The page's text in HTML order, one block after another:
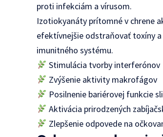
proti infekciám a vírusom.
Izotiokyanáty prítomné v chrene
efektívnejšie odstraňovať toxíny
imunitného systému.
Stimulácia tvorby interferónov
Zvýšenie aktivity makrofágov
Posilnenie bariérovej funkcie
Aktivácia prirodzených
Zlepšenie odpovede na